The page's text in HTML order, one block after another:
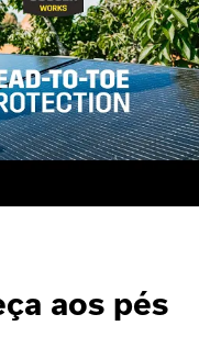
aos pés